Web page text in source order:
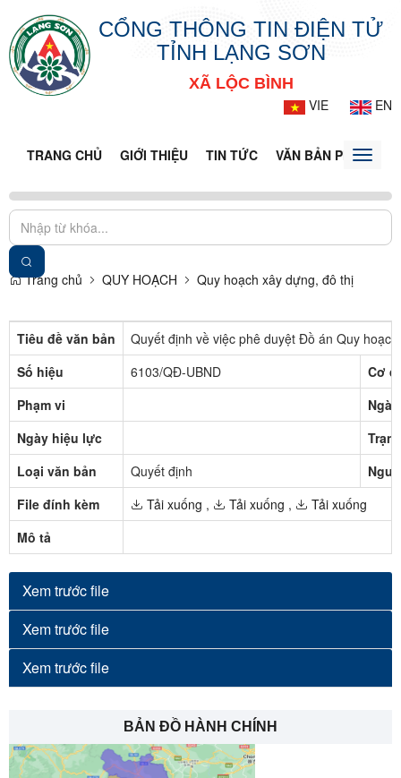
CỔNG THÔNG TIN ĐIỆN TỬ
TỈNH LẠNG SƠN
XÃ LỘC BÌNH
VIE
EN
TRANG CHỦ GIỚI THIỆU TIN TỨC VĂN BẢN PHÁPToggle
Trang chủ QUY HOẠCH Quy hoạch xây dựng, đô thị
Tiêu đề văn bản
Quyết định về việc phê duyệt Đồ án Quy
Số hiệu
6103/QĐ-UBND
Cơ
Phạm vi
Ngày hiệu lực
Loại văn bản
Quyết định
File đính kèm
Tải xuống , Tải xuống ,
Tải xuống
Mô tả
Xem trước file
Xem trước file
Xem trước file
BẢN ĐỒ HÀNH CHÍNH